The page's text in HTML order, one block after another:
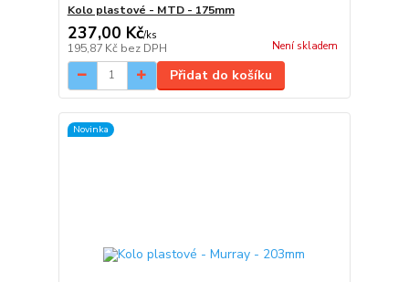
Kolo plastové - MTD - 175mm
237,00 Kč/ks
195,87 Kč bez DPH Není skladem
Přidat do košíku
Novinka